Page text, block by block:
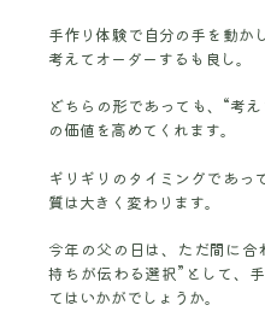
手作り体験で自分の手を動か
考えてオーダーするも良し。
どちらの形であっても、“考
の価値を高めてくれます。
ギリギリのタイミングであっ
質は大きく変わります。
今年の父の日は、ただ間に
持ちが伝わる選択”として、
てはいかがでしょうか。